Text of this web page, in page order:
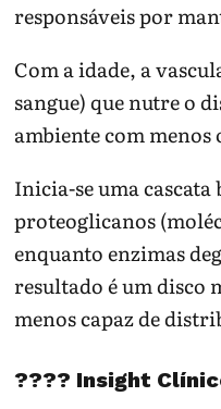
responsáveis por
Com a idade, a
sangue) que nutre o
ambiente com
Inicia-se uma
proteoglicanos
enquanto enzimas
resultado é um disco
menos capaz de
???? Insight